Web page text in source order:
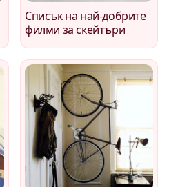
Списък на най-добрите
филми за скейтъри